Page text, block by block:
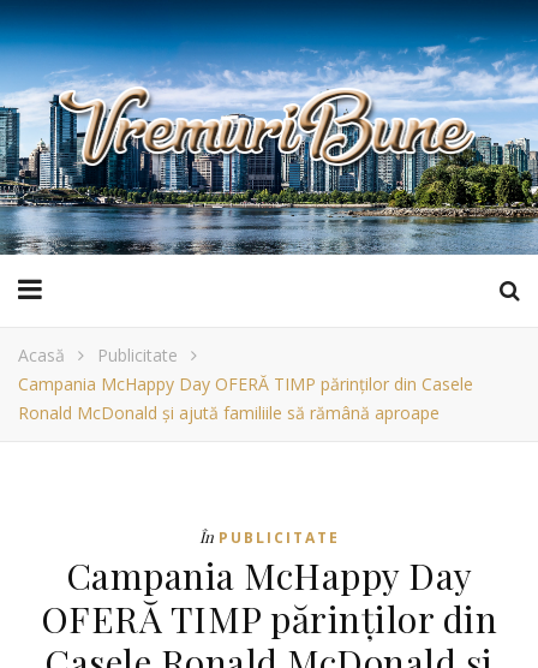
Acasă
Publicitate
Campania McHappy Day OFERĂ TIMP părinților din Casele
Ronald McDonald și ajută familiile să rămână aproape
În PUBLICITATE
Campania McHappy Day
OFERĂ TIMP părinților din